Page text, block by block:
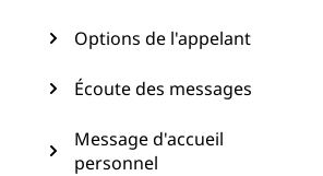
Options de l'appelant
Écoute des messages
Message d'accueil
personnel